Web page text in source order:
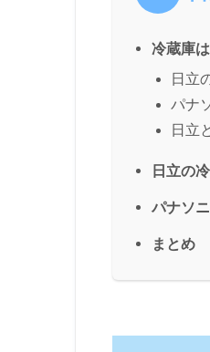
冷蔵庫
日立
パナ
日立
日立の
パナソ
まとめ